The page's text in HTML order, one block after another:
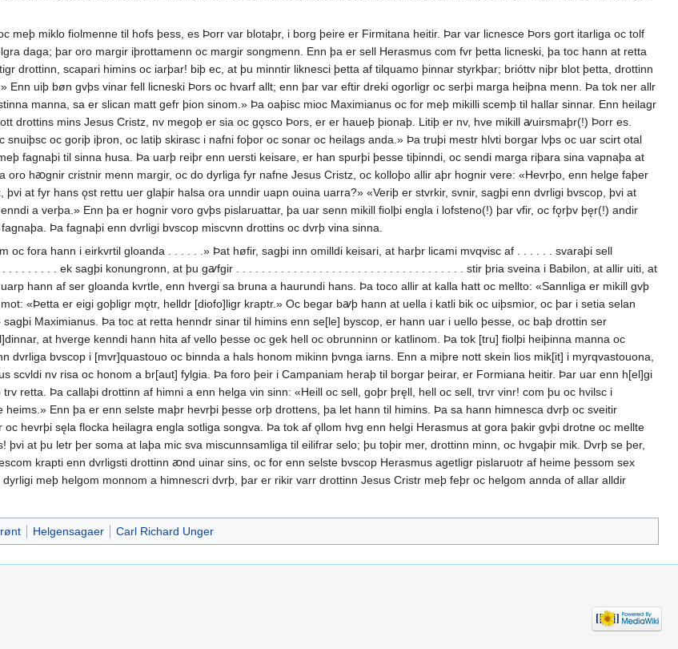
meþ miklo fiolmenne til hofs þess, es Þorr var blotaþr, i borg þeire er Firmitana heitir. Þar var licnesce Þors gort itarliga oc tolf
daga; þar oro margir iþrottamenn oc margir songmenn. Enn þa er sell Herasmus com fvr þetta licneski, þa toc hann at retta
drottinn, scapari himins oc iarþar! biþ ec, at þu minntir liknesci þetta af tilquamo þinnar styrkþar; brióttv niþr blot þetta, drottinn
Enn uiþ bøn gvþs vinar fell licneski Þors oc hvarf allt; enn þar var eftir dreki ogorligr oc serþi marga heiþna menn. Þa tok ner allr
manna, sa er slican matt gefr þion sinom.» Þa oaþisc mioc Maximianus oc for meþ mikilli scemþ til hallar sinnar. Enn heilagr
drottins mins Jesus Cristz, nv megoþ er sia oc gǫsco Þors, er er haueþ þionaþ. Litiþ er nv, hve mikill ꜹuirsmaþr(!) Þorr es.
snuiþsc oc goriþ iþron, oc latiþ skirasc i nafni foþor oc sonar oc heilags anda.» Þa truþi mestr hlvti borgar lvþs oc uar scirt otal
fagnaþi til sinna husa. Þa uarþ reiþr enn uersti keisare, er han spurþi þesse tiþinndi, oc sendi marga riþara sina vapnaþa at
oro hꜵgnir cristnir menn margir, oc do dyrliga fyr nafne Jesus Cristz, oc kolloþo allir aþr hognir vere: «Hevrþo, enn helge faþer
þvi at fyr hans ǫst rettu uer glaþir halsa ora unndir uapn ouina uarra?» «Veriþ er stvrkir, svnir, sagþi enn dvrligi bvscop, þvi at
a verþa.» Enn þa er hognir voro gvþs pislaruattar, þa uar senn mikill fiolþi engla i lofsteno(!) þar vfir, oc fǫrþv þęr(!) andir
Þa fagnaþi enn dvrligi bvscop miscvnn drottins oc dvrþ vina sinna.
oc fora hann i eirkvrtil gloanda . . . . . .» Þat høfir, sagþi inn omilldi keisari, at harþr licami mvqvisc af . . . . . . svaraþi sell
. . . . . . . . ek sagþi konungronn, at þu gꜹfgir . . . . . . . . . . . . . . . . . . . . . . . . . . . . . . . . . . . . stir þria sveina i Babilon, at allir uiti, at
hann af ser gloanda kvrtle, enn hvergi sa bruna a haurundi hans. Þa toco allir at kalla hatt oc mellto: «Sannliga er mikill gvþ
«Þetta er eigi goþligr mǫtr, helldr [diofo]ligr kraptr.» Oc begar bꜹþ hann at uella i katli bik oc uiþsmior, oc þar i setia selan
Maximianus. Þa toc at retta henndr sinar til himins enn se[le] byscop, er hann uar i uello þesse, oc baþ drottin ser
at hverge kenndi hann hita af vello þesse oc gek hell oc obrunninn or katlinom. Þa tok [tru] fiolþi heiþinna manna oc
dvrliga bvscop i [mvr]quastouo oc binnda a hals honom mikinn þvnga iarns. Enn a miþre nott skein lios mik[it] i myrqvastouona,
scvldi nv risa oc honom a br[aut] fylgia. Þa foro þeir i Campaniam heraþ til borgar þeirar, er Formiana heitir. Þar uar enn h[el]gi
retta. Þa callaþi drottinn af himni a enn helga vin sinn: «Heill oc sell, goþr þręll, hell oc sell, trvr vinr! com þu oc hvilsc i
Enn þa er enn selste maþr hevrþi þesse orþ drottens, þa let hann til himins. Þa sa hann himnesca dvrþ oc sveitir
hevrþi sęla flocka heilagra engla sotliga songva. Þa tok af ǫllom hvg enn helgi Herasmus at gora þakir gvþi drotne oc mellte
þvi at þu letr þer soma at laþa mic sva miscunnsamliga til eilifrar selo; þu toþir mer, drottinn minn, oc hvgaþir mik. Dvrþ se þer,
krapti enn dvrligsti drottinn ꜵnd uinar sins, oc for enn selste bvscop Herasmus agetligr pislaruotr af heime þessom sex
meþ helgom monnom a himnescri dvrþ, þar er rikir varr drottinn Jesus Cristr meþ feþr oc helgom annda of allar alldir
Helgensagaer Carl Richard Unger